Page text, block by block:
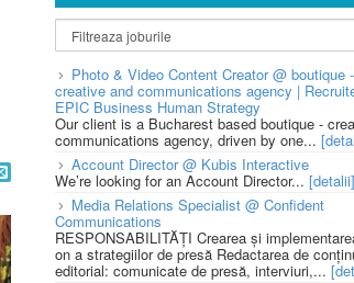
Photo & Video Content Creator @ boutique -
creative and communications agency |
EPIC Business Human Strategy
Our client is a Bucharest based boutique -
communications agency, driven by one...
Account Director @ Kubis Interactive
We’re looking for an Account Director... [detalii]
Media Relations Specialist @ Confident
Communications
RESPONSABILITĂȚI Crearea și
on a strategiilor de presă Redactarea de
editorial: comunicate de presă, interviuri,...